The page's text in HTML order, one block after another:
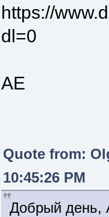
https://
dl=0
АЕ
Quote from:
10:45:26 PM
Добрый день,